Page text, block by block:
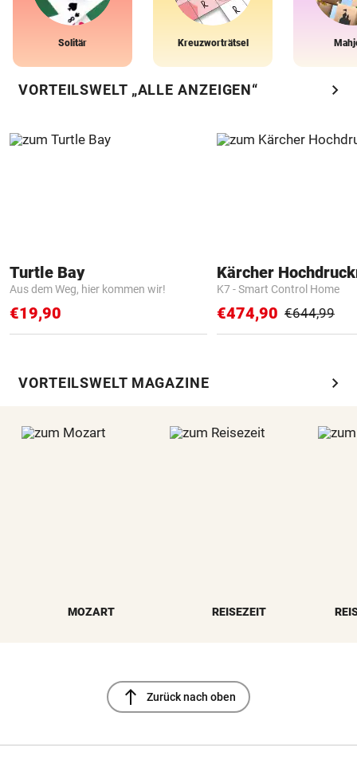
Solitär Kreuzworträtsel
VORTEILSWELT „ALLE ANZEIGEN“ chevron_right
Turtle Bay
Aus dem Weg, hier kommen wir!
€19,90
Kärcher
K7 - Smart Control Home
€474,90 €644,99
VORTEILSWELT MAGAZINE chevron_right
MOZART REISEZEIT
north Zurück nach oben